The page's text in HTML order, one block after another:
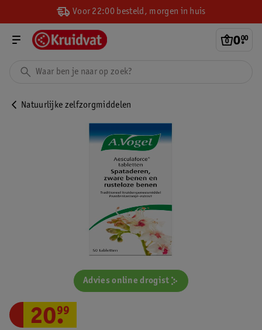
Voor 22:00 besteld, morgen in huis
0.
00
Natuurlijke zelfzorgmiddelen
Advies online drogist
20.
99